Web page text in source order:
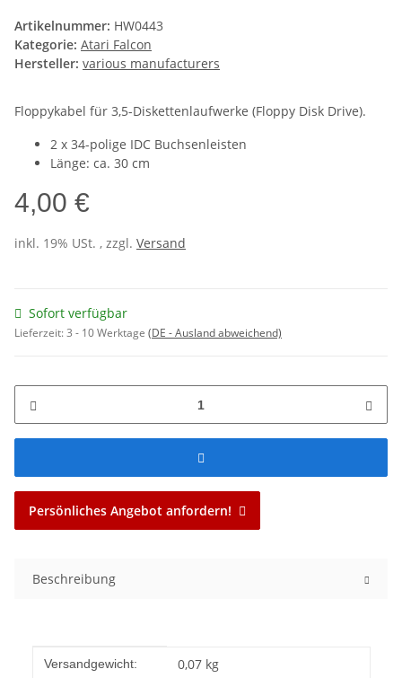
Artikelnummer: HW0443
Kategorie: Atari Falcon
Hersteller: various manufacturers
Floppykabel für 3,5-Diskettenlaufwerke (Floppy Disk Drive).
2 x 34-polige IDC Buchsenleisten
Länge: ca. 30 cm
4,00 €
inkl. 19% USt. , zzgl. Versand
Sofort verfügbar
Lieferzeit:3 - 10 Werktage (DE - Ausland abweichend)
Persönliches Angebot anfordern!
Beschreibung
Produkteigenschaft
Wert
Versandgewicht: 0,07 kg